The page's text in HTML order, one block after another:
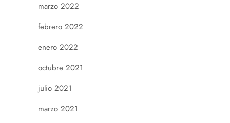
marzo 2022
febrero 2022
enero 2022
octubre 2021
julio 2021
marzo 2021